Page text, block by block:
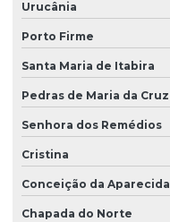
Urucânia
Porto Firme
Santa Maria de Itabira
Pedras de Maria da Cruz
Senhora dos Remédios
Cristina
Conceição da Aparecida
Chapada do Norte